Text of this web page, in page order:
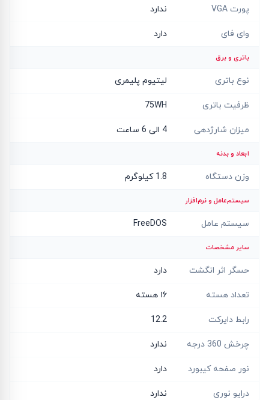
پورت VGA ندارد
وای فای دارد
باتری و برق
نوع باتری لیتیوم پلیمری
ظرفیت باتری 75WH
میزان شارژدهی 4 الی 6 ساعت
ابعاد و بدنه
وزن دستگاه 1.8 کیلوگرم
سیستم‌عامل و نرم‌افزار
سیستم عامل FreeDOS
سایر مشخصات
حسگر اثر انگشت دارد
تعداد هسته ۱۶ هسته‌
رابط دایرکت 12.2
چرخش 360 درجه ندارد
نور صفحه کیبورد دارد
درایو نوری ندارد